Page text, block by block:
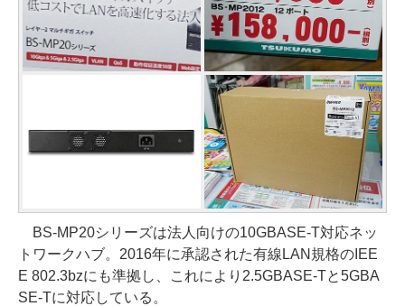
BS-MP20シリーズは法人向けの10GBASE-T対応ネッ
トワークハブ。2016年に承認された有線LAN規格のIEE
E 802.3bzにも準拠し、これにより2.5GBASE-Tと5GBA
SE-Tに対応している。